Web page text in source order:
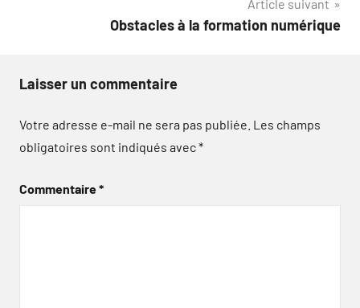
Article suivant
Obstacles à la formation numérique
Laisser un commentaire
Votre adresse e-mail ne sera pas publiée. Les champs
obligatoires sont indiqués avec*
Commentaire*